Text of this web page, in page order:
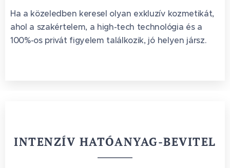
Ha a közeledben keresel olyan exkluzív kozmetikát,
ahol a szakértelem, a high-tech technológia és a
100%-os privát figyelem találkozik, jó helyen jársz.
INTENZÍV HATÓANYAG-BEVITEL